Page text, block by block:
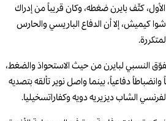
كثّف بايرن ضغطه، وكان قريباً من إدراك
كيميش، إلا أن الدفاع الباريسي والحارس
النسبي لبايرن من حيث الاستحواذ والضغط،
دفاعياً، بينما واصل نوير تألقه بتصديه
الشاب ديزيريه دويه وكفاراتسخيليا.